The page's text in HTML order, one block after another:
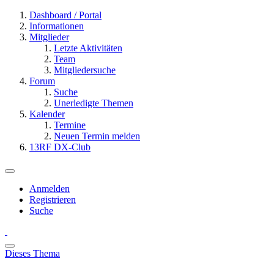
Dashboard / Portal
Informationen
Mitglieder
Letzte Aktivitäten
Team
Mitgliedersuche
Forum
Suche
Unerledigte Themen
Kalender
Termine
Neuen Termin melden
13RF DX-Club
Anmelden
Registrieren
Suche
Dieses Thema